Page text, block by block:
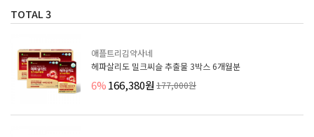
TOTAL3
애플트리김약사네
헤파살리도 밀크씨슬 추출물 3박스 6개월분
6%166,380원 177,000원